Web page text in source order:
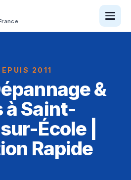
2011
&
à Saint-
École |
Rapide